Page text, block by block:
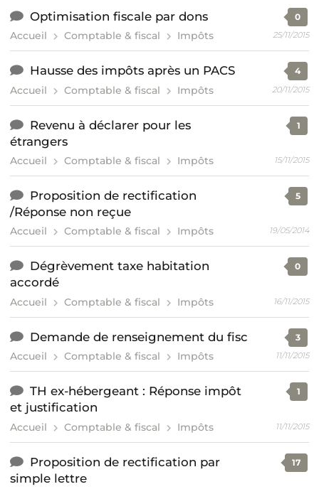
Optimisation fiscale par dons
Accueil Comptable & fiscal Impôts
0
25/11/2015
Hausse des impôts après un PACS
Accueil Comptable & fiscal Impôts
4
20/11/2015
Revenu à déclarer pour les
étrangers
Accueil Comptable & fiscal Impôts
1
15/11/2015
Proposition de rectification
/Réponse non reçue
Accueil Comptable & fiscal Impôts
5
19/05/2014
Dégrèvement taxe habitation
accordé
Accueil Comptable & fiscal Impôts
0
16/11/2015
Demande de renseignement du fisc
Accueil Comptable & fiscal Impôts
3
11/11/2015
TH ex-hébergeant : Réponse impôt
et justification
Accueil Comptable & fiscal Impôts
1
11/11/2015
Proposition de rectification par
simple lettre
17